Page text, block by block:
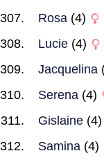
Rosa (4)
Lucie (4)
Jacquelina
Serena (4)
Gislaine (4)
Samina (4)